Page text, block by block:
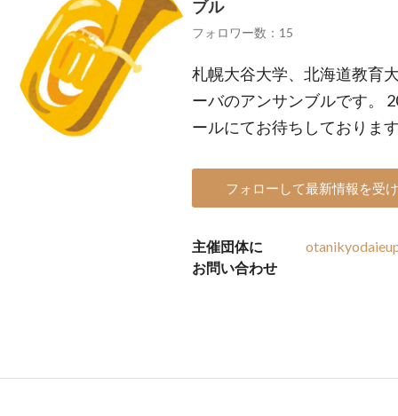
ブル
フォロワー数：15
札幌大谷大学、北海道教育
ーバのアンサンブルです。
ールにてお待ちしておりま
フォローして最新情報を受
主催団体に
お問い合わせ